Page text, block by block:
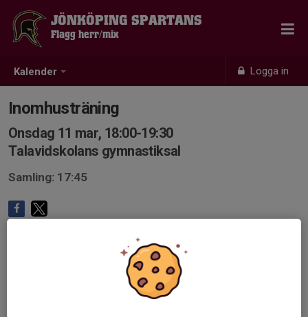
Kalender Logga in
JÖNKÖPING SPARTANS
Flagg herr/mix
Inomhusträning
Onsdag 11 mar, 18:00-19:30
Talavidskolans gymnastiksal
Samling: 17:45